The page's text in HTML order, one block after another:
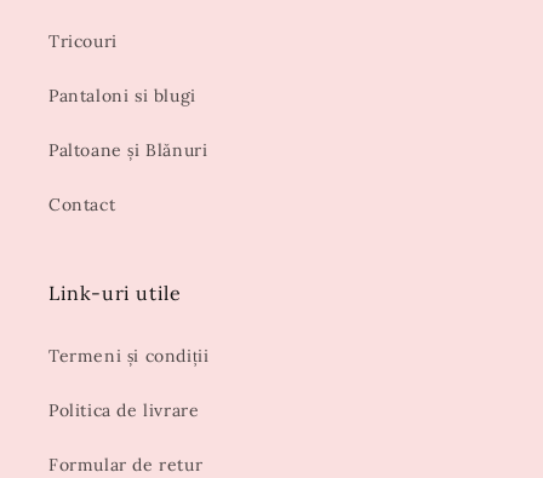
Tricouri
Pantaloni si blugi
Paltoane și Blănuri
Contact
Link-uri utile
Termeni și condiții
Politica de livrare
Formular de retur